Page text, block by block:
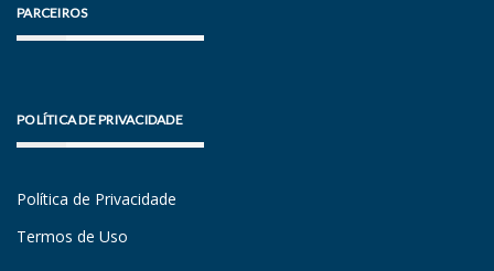
PARCEIROS
POLÍTICA DE PRIVACIDADE
Política de Privacidade
Termos de Uso